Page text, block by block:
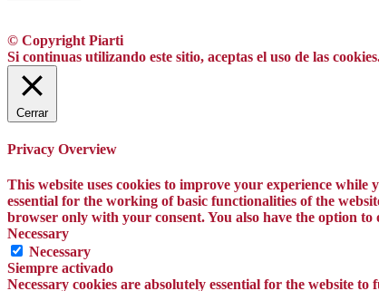
© Copyright Piarti
Si continuas utilizando este sitio, aceptas el uso de las
Cerrar
Privacy Overview
This website uses cookies to improve your experience
essential for the working of basic functionalities of the
browser only with your consent. You also have the option
Necessary
Necessary
Siempre activado
Necessary cookies are absolutely essential for the website